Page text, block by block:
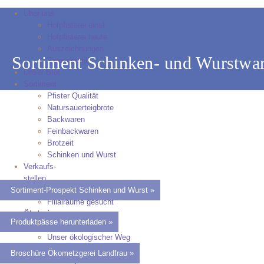
Firmenprofil
Pfister Qualität
Natursauerteigbrote
Backwaren
Feinbackwaren
Brotzeit
Schinken und Wurst
Verkaufs-
stellen
Filialen & Handel
Filialräume gesucht
Ökologie
Firmenphilosophie
Unser ökologischer Weg
Nachhaltigkeitsbericht
Sortiment Schinken- und
Sortiment-Prospekt Schinken und Wurst »
Produktpässe herunterladen »
Broschüre Ökometzgerei Landfrau »